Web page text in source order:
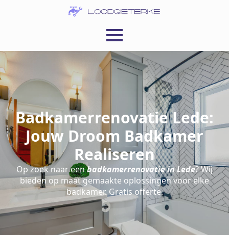
Badkamerrenovatie Lede:
Jouw Droom Badkamer
Realiseren
Op zoek naar eenbadkamerrenovatie in Lede? Wij
bieden op maat gemaakte oplossingen voor elke
badkamer. Gratis offerte.